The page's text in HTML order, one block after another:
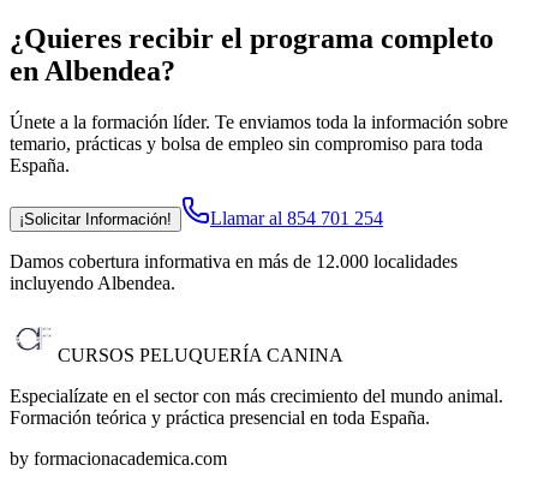
¿Quieres recibir el programa completo
en Albendea?
Únete a la formación líder. Te enviamos toda la información sobre
temario, prácticas y bolsa de empleo sin compromiso para toda
España.
¡Solicitar Información! Llamar al 854 701 254
Damos cobertura informativa en más de 12.000 localidades
incluyendo Albendea.
CURSOS PELUQUERÍA CANINA
Especialízate en el sector con más crecimiento del mundo animal.
Formación teórica y práctica presencial en toda España.
by formacionacademica.com